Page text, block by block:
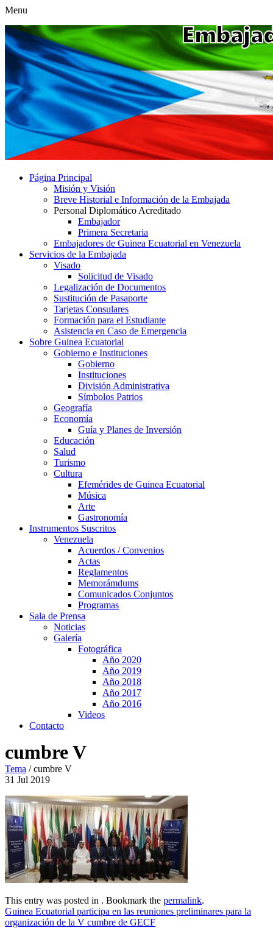
Menu
Página Principal
Misión y Visión
Breve Historial e Información de la Embajada
Personal Diplomático Acreditado
Embajador
Primera Secretaria
Embajadores de Guinea Ecuatorial en Venezuela
Servicios de la Embajada
Visado
Solicitud de Visado
Legalización de Documentos
Sustitución de Pasaporte
Tarjetas Consulares
Formación para el Estudiante
Asistencia en Caso de Emergencia
Sobre Guinea Ecuatorial
Gobierno e Instituciones
Gobierno
Instituciones
División Administrativa
Símbolos Patrios
Geografía
Economía
Guía y Planes de Inversión
Educación
Salud
Turismo
Cultura
Efemérides de Guinea Ecuatorial
Música
Arte
Gastronomía
Instrumentos Suscritos
Venezuela
Acuerdos / Convenios
Actas
Reglamentos
Memorámdums
Comunicados Conjuntos
Programas
Sala de Prensa
Noticias
Galería
Fotográfica
Año 2020
Año 2019
Año 2018
Año 2017
Año 2016
Videos
Contacto
cumbre V
Tema /cumbre V
31 Jul 2019
This entry was posted in . Bookmark the permalink.
Guinea Ecuatorial participa en las reuniones preliminares para la
organización de la V cumbre de GECF